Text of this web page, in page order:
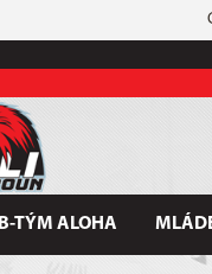
B-TÝM ALOHA